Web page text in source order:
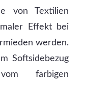
von Textilien
Effekt bei
werden.
Softsidebezug
farbigen